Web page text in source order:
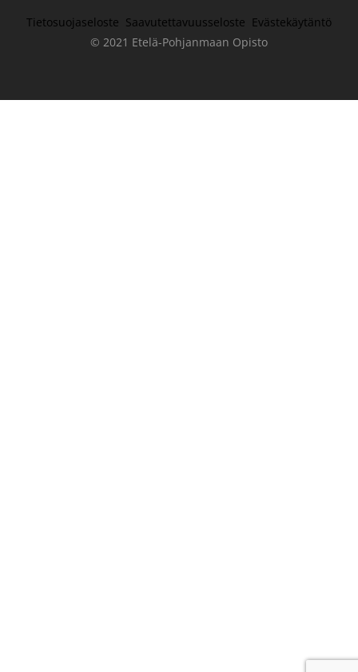
Tietosuojaseloste Saavutettavuusseloste Evästekäytäntö
© 2021 Etelä-Pohjanmaan Opisto